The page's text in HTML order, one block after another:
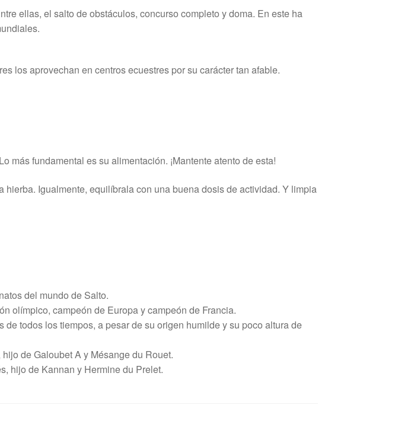
ellas, el salto de obstáculos, concurso completo y doma. En este ha
los aprovechan en centros ecuestres por su carácter tan afable.
más fundamental es su alimentación. ¡Mantente atento de esta!
Igualmente, equilíbrala con una buena dosis de actividad. Y limpia
del mundo de Salto.
olímpico, campeón de Europa y campeón de Francia.
todos los tiempos, a pesar de su origen humilde y su poco altura de
de Galoubet A y Mésange du Rouet.
hijo de Kannan y Hermine du Prelet.